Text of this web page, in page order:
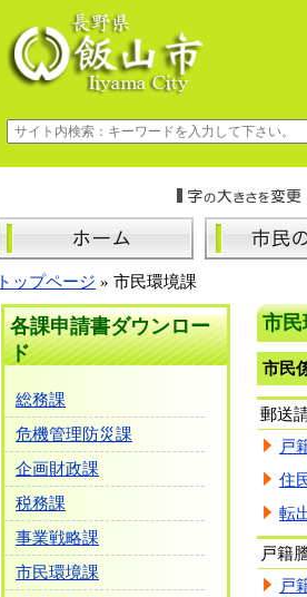
トップページ » 市民環境課
各課申請書ダウンロー
ド
総務課
危機管理防災課
企画財政課
税務課
事業戦略課
市民環境課
市
市民
郵送
戸
住
転
戸籍
戸